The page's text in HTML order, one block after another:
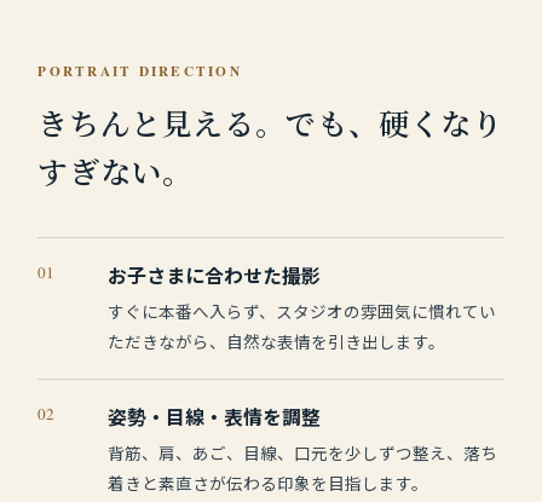
PORTRAIT DIRECTION
きちんと見える。 でも、硬くなり
すぎない。
01 お子さまに合わせた撮影
すぐに本番へ入らず、スタジオの雰囲気に慣れてい
ただきながら、自然な表情を引き出します。
02 姿勢・目線・表情を調整
背筋、肩、あご、目線、口元を少しずつ整え、落ち
着きと素直さが伝わる印象を目指します。